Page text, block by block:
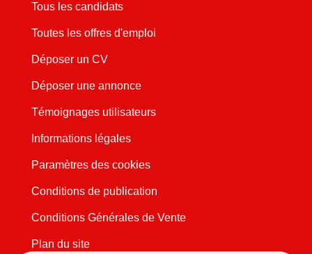
Tous les candidats
Toutes les offres d'emploi
Déposer un CV
Déposer une annonce
Témoignages utilisateurs
Informations légales
Paramètres des cookies
Conditions de publication
Conditions Générales de Vente
Plan du site